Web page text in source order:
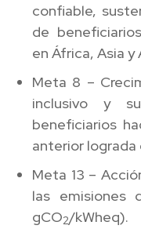
confiable,
de
en África, Asia
Meta 8 –
inclusivo y
beneficiarios
anterior lograda
Meta 13 –
las emisiones
gCO2/kWheq).